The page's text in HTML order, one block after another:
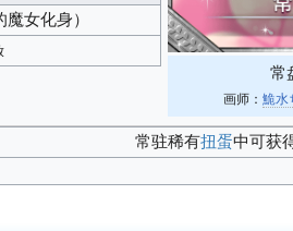
常
画师：鮠水
女化身）
常驻稀有扭蛋中可获